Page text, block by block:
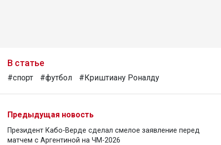
В статье
#спорт #футбол #Криштиану Роналду
Предыдущая новость
Президент Кабо-Верде сделал смелое заявление перед
матчем с Аргентиной на ЧМ-2026